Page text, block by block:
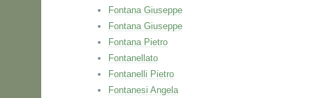
Fontana Giuseppe
Fontana Giuseppe
Fontana Pietro
Fontanellato
Fontanelli Pietro
Fontanesi Angela